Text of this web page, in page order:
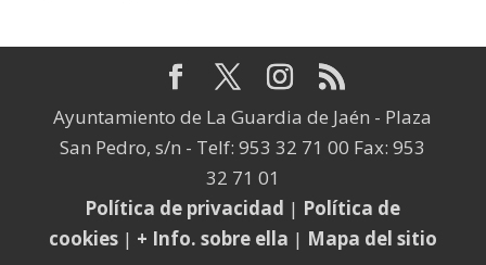
Ayuntamiento de La Guardia de Jaén - Plaza
San Pedro, s/n - Telf: 953 32 71 00 Fax: 953
32 71 01
Política de privacidad | Política de
cookies| + Info. sobre ella | Mapa del sitio